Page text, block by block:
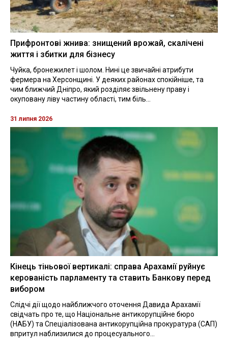
Прифронтові жнива: знищений врожай, скалічені
життя і збитки для бізнесу
Чуйка, бронежилет і шолом. Нині це звичайні атрибути
фермера на Херсонщині. У деяких районах спокійніше, та
чим ближчий Дніпро, який розділяє звільнену праву і
окуповану ліву частину області, тим біль...
31 липня 2026
Кінець тіньової вертикалі: справа Арахамії руйнує
керованість парламенту та ставить Банкову перед
вибором
Слідчі дії щодо найближчого оточення Давида Арахамії
свідчать про те, що Національне антикорупційне бюро
(НАБУ) та Спеціалізована антикорупційна прокуратура (САП)
впритул наблизилися до процесуального...